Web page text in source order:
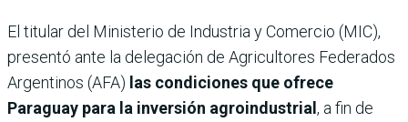
El titular del Ministerio de Industria y Comercio (MIC),
presentó ante la delegación de Agricultores Federados
Argentinos (AFA) las condiciones que ofrece
Paraguay para la inversión agroindustrial , a fin de